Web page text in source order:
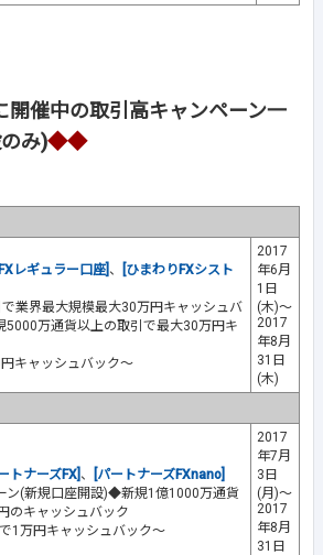
開催中の取引高キャンペーン一
み)◆◆
レギュラー口座] 、
[ひまわりFXシスト
業界最大規模最大30万円キャッシュバ
万通貨以上の取引で最大30万円キ
キャッシュバック～
2017
年6月
1日
(木)～
2017
年8月
31日
(木)
トナーズFX] 、
[パートナーズFXnano]
ン(新規口座開設)◆新規1億1000万通貨
のキャッシュバック
1万円キャッシュバック～
2017
年7月
3日
(月)～
2017
年8月
31日